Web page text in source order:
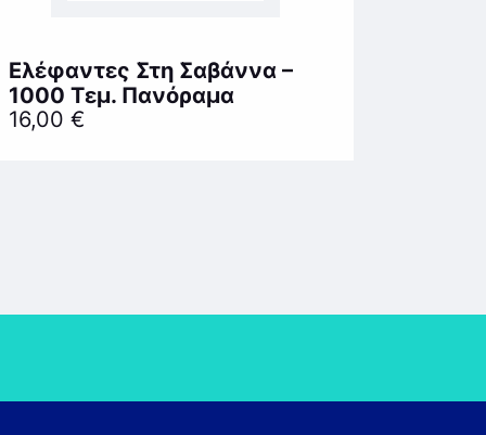
Ελέφαντες Στη Σαβάννα –
1000 Τεμ. Πανόραμα
16,00€